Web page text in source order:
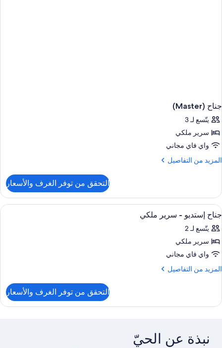
جناح (Master)
يتّسع لـ 3
سرير ملكي
واي فاي مجاني
المزيد من التفاصيل
المزيد
جناح
التحقق من توفر الغرف والأسعار
استعراض
جميع
صور
جناح
إستديو
-
ملاءات للفراش لا تسبب الحساسية
1
جناح إستديو - سرير ملكي
يتّسع لـ 2
سرير ملكي
واي فاي مجاني
المزيد من التفاصيل
المزيد
جناح
ملكي
التحقق من توفر الغرف والأسعار
نبذة عن الحيّ